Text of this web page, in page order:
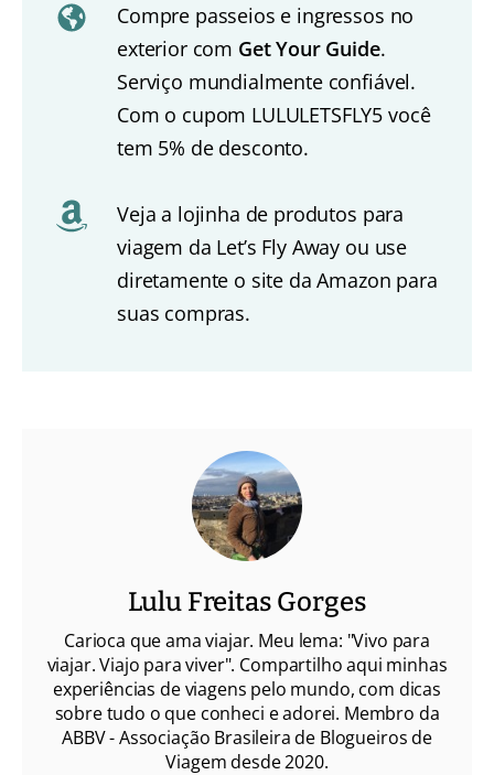
Compre passeios e ingressos no
exterior com Get Your Guide.
Serviço mundialmente confiável.
Com o cupom LULULETSFLY5 você
tem 5% de desconto.
Veja a lojinha de produtos para
viagem da Let’s Fly Away ou use
diretamente o site da Amazon para
suas compras.
Lulu Freitas Gorges
Carioca que ama viajar. Meu lema: "Vivo para
viajar. Viajo para viver". Compartilho aqui minhas
experiências de viagens pelo mundo, com dicas
sobre tudo o que conheci e adorei. Membro da
ABBV - Associação Brasileira de Blogueiros de
Viagem desde 2020.